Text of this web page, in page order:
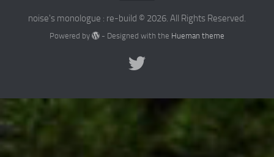
noise's monologue : re-build © 2026. All Rights Reserved.
Powered by - Designed with the Hueman theme